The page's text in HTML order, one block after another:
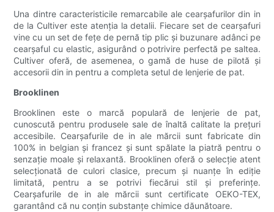
Una dintre caracteristicile remarcabile ale cearșafurilor din in
de la Cultiver este atenția la detalii. Fiecare set de cearșafuri
vine cu un set de fețe de pernă tip plic și buzunare adânci pe
cearșaful cu elastic, asigurând o potrivire perfectă pe saltea.
Cultiver oferă, de asemenea, o gamă de huse de pilotă și
accesorii din in pentru a completa setul de lenjerie de pat.
Brooklinen
Brooklinen este o marcă populară de lenjerie de pat,
cunoscută pentru produsele sale de înaltă calitate la prețuri
accesibile. Cearșafurile de in ale mărcii sunt fabricate din
100% in belgian și francez și sunt spălate la piatră pentru o
senzație moale și relaxantă. Brooklinen oferă o selecție atent
selecționată de culori clasice, precum și nuanțe în ediție
limitată, pentru a se potrivi fiecărui stil și preferințe.
Cearșafurile de in ale mărcii sunt certificate OEKO-TEX,
garantând că nu conțin substanțe chimice dăunătoare.